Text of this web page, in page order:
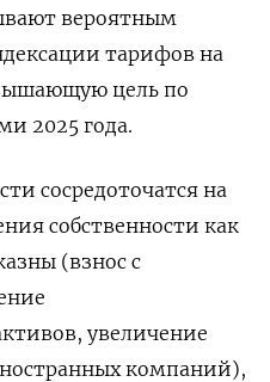
вероятным
тарифов на
цель по
2025 года.
сосредоточатся на
собственности как
(взнос с
увеличение
компаний),